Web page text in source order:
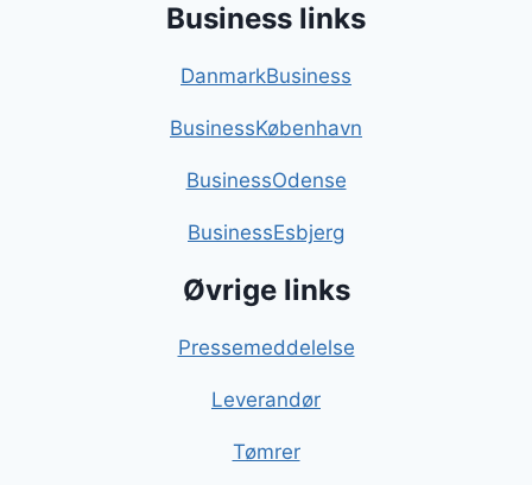
Business links
DanmarkBusiness
BusinessKøbenhavn
BusinessOdense
BusinessEsbjerg
Øvrige links
Pressemeddelelse
Leverandør
Tømrer